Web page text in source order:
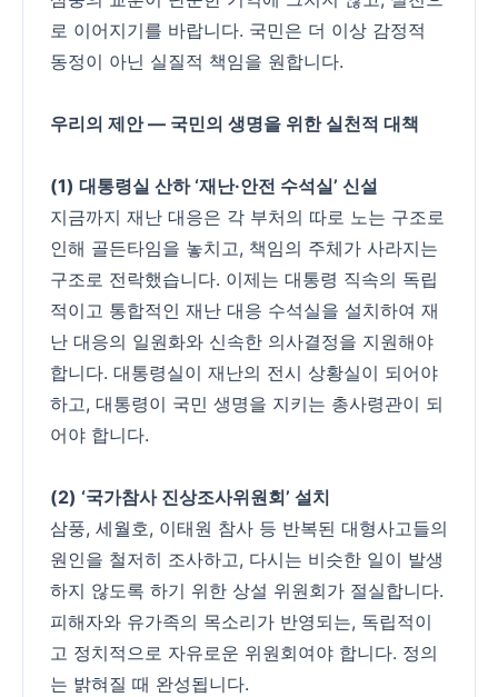
로 이어지기를 바랍니다. 국민은 더 이상 감정적
동정이 아닌 실질적 책임을 원합니다.
우리의 제안 — 국민의 생명을 위한 실천적 대책
(1) 대통령실 산하 ‘재난·안전 수석실’ 신설
지금까지 재난 대응은 각 부처의 따로 노는 구조로
인해 골든타임을 놓치고, 책임의 주체가 사라지는
구조로 전락했습니다. 이제는 대통령 직속의 독립
적이고 통합적인 재난 대응 수석실을 설치하여 재
난 대응의 일원화와 신속한 의사결정을 지원해야
합니다. 대통령실이 재난의 전시 상황실이 되어야
하고, 대통령이 국민 생명을 지키는 총사령관이 되
어야 합니다.
(2) ‘국가참사 진상조사위원회’ 설치
삼풍, 세월호, 이태원 참사 등 반복된 대형사고들의
원인을 철저히 조사하고, 다시는 비슷한 일이 발생
하지 않도록 하기 위한 상설 위원회가 절실합니다.
피해자와 유가족의 목소리가 반영되는, 독립적이
고 정치적으로 자유로운 위원회여야 합니다. 정의
는 밝혀질 때 완성됩니다.